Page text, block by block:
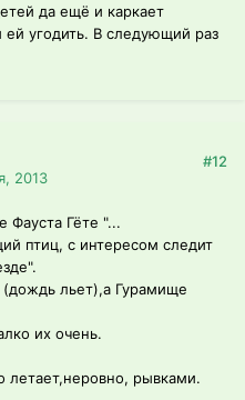
да ещё и каркает
угодить. В следующий раз
2013
#12
Фауста Гёте "...
птиц, с интересом следит
льет),а Гурамище
их очень.
летает,неровно, рывками.